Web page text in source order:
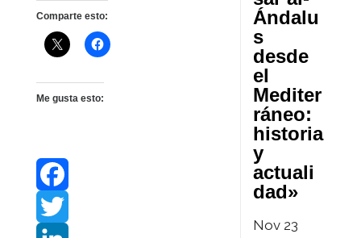
Comparte esto:
Me gusta esto:
F
Ándalu
s
desde
el
Mediter
ráneo:
historia
y
actuali
dad»
Nov 23